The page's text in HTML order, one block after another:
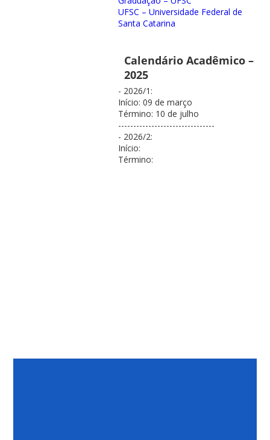
UFSC – Universidade Federal de
Santa Catarina
Calendário Acadêmico –
2025
- 2026/1:
Início: 09 de março
Término: 10 de julho
--------------------------------
- 2026/2:
Início:
Término: